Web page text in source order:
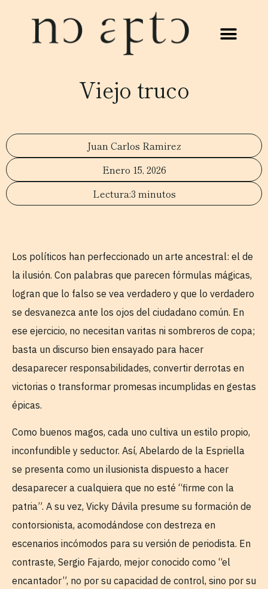
Viejo truco
Juan Carlos Ramirez
Enero 15, 2026
3 minutos
Los políticos han perfeccionado un arte ancestral: el de
la ilusión. Con palabras que parecen fórmulas mágicas,
logran que lo falso se vea verdadero y que lo verdadero
se desvanezca ante los ojos del ciudadano común. En
ese ejercicio, no necesitan varitas ni sombreros de copa;
basta un discurso bien ensayado para hacer
desaparecer responsabilidades, convertir derrotas en
victorias o transformar promesas incumplidas en gestas
épicas.
Como buenos magos, cada uno cultiva un estilo propio,
inconfundible y seductor. Así, Abelardo de la Espriella
se presenta como un ilusionista dispuesto a hacer
desaparecer a cualquiera que no esté “firme con la
patria”. A su vez, Vicky Dávila presume su formación de
contorsionista, acomodándose con destreza en
escenarios incómodos para su versión de periodista. En
contraste, Sergio Fajardo, mejor conocido como “el
encantador”, no por su capacidad de control, sino por su